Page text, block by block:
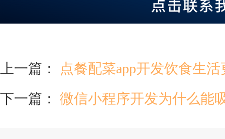
上一篇：
点餐配菜app开发饮食生
下一篇： 微信小程序开发为什么能